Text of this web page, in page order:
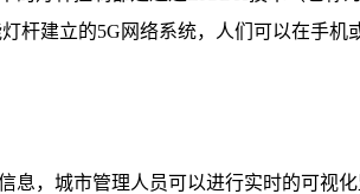
建立的5G网络系统，人们可以在手机
，城市管理人员可以进行实时的可视